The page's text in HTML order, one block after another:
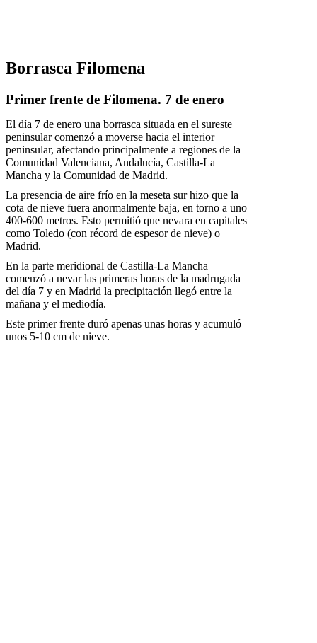
Borrasca Filomena
Primer frente de Filomena. 7 de enero
El día 7 de enero una borrasca situada en el sureste
peninsular comenzó a moverse hacia el interior
peninsular, afectando principalmente a regiones de la
Comunidad Valenciana, Andalucía, Castilla-La
Mancha y la Comunidad de Madrid.
La presencia de aire frío en la meseta sur hizo que la
cota de nieve fuera anormalmente baja, en torno a uno
400-600 metros. Esto permitió que nevara en capitales
como Toledo (con récord de espesor de nieve) o
Madrid.
En la parte meridional de Castilla-La Mancha
comenzó a nevar las primeras horas de la madrugada
del día 7 y en Madrid la precipitación llegó entre la
mañana y el mediodía.
Este primer frente duró apenas unas horas y acumuló
unos 5-10 cm de nieve.